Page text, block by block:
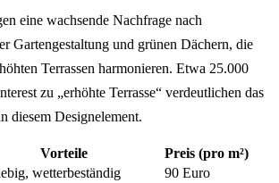
eine wachsende Nachfrage nach
Gartengestaltung und grünen Dächern, die
Terrassen harmonieren. Etwa 25.000
zu „erhöhte Terrasse“ verdeutlichen das
diesem Designelement.
Vorteile
Preis (pro m²)
wetterbeständig
90 Euro